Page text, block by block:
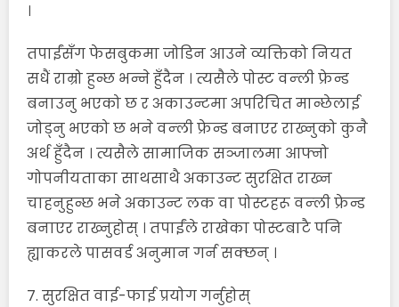
।
तपाईंसँग फेसबुकमा जोडिन आउने व्यक्तिको नियत
सधैं राम्रो हुन्छ भन्ने हुँदैन । त्यसैले पोस्ट वन्ली फ्रेन्ड
बनाउनु भएको छ र अकाउन्टमा अपरिचित मान्छेलाई
जोड्नु भएको छ भने वन्ली फ्रेन्ड बनाएर राख्नुको कुनै
अर्थ हुँदैन । त्यसैले सामाजिक सञ्जालमा आफ्नो
गोपनीयताका साथसाथै अकाउन्ट सुरक्षित राख्न
चाहनुहुन्छ भने अकाउन्ट लक वा पोस्टहरू वन्ली फ्रेन्ड
बनाएर राख्नुहोस् । तपाईंले राखेका पोस्टबाटै पनि
ह्याकरले पासवर्ड अनुमान गर्न सक्छन् ।
७. सुरक्षित वाई-फाई प्रयोग गर्नुहोस्